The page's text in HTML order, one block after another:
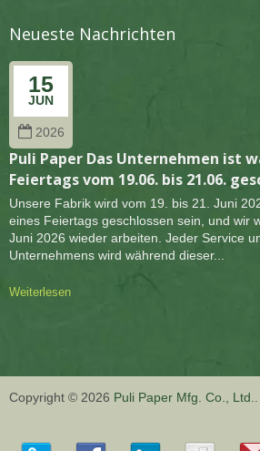
Neueste Nachrichten
15
JUN
2026
Puli Paper Das Unternehmen ist
Feiertags vom 19.06. bis 21.06.
Unsere Fabrik wird vom 19. bis 21. Juni
eines Feiertags geschlossen sein, und wir
Juni 2026 wieder arbeiten. Jeder Service
Unternehmens wird während dieser...
Weiterlesen
Copyright © 2026 Puli Paper Mfg. Co., Ltd.